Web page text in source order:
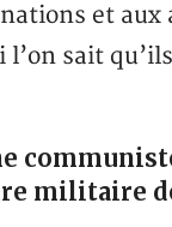
et aux
l’on sait
militaire